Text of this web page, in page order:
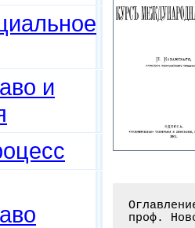
и
Оглавление книги: Введение в курс международного права / Казанский П.,
проф. Новорос. ун-та. - Одесса: "Экон." тип. и лит., 1901. - 400 с.


Предисловие . . . . . . . . . . . . . . . . . . . . . . . . . . . . . . . XI-XII
Исправление ошибок . . . . . . . . . . . . . . . . . . . . . . . . . . . . .XIII
Глава I. Фактические основания международного права . . . . . . . . . . . . 1-41
I. Международные интересы и международное право. (1-3). - 2. Национализм
и патриотизм в XIX столетии. (3-4). - 3. Общественное самосознание
и самодеятельность в истории. (4-6). - 4. Значение национального движения
в XIX в. (6-7). - 5.- Значение его для международных отношений. (7-10)
6. Борьба народов. (10-12). - 7. Борьба, физическая. (12-13). - 8. Борьба
хозяйственная. (13-15). - 9. Борьба духовная. (15-18). - 10. Национальные
связи народов. (18-21). - 11. Хозяйственные связи. (21-23). - 12. Связи
образованности. (23-25). - 13. Всемирная культура. (25-27). - 14. Общие
интересы народов. (27-30). - 15. Международное право. (30-33)
16. Человечество, как единое целое. (33-35). - 17. Примирение
национализма и интернационализма. (35-39). - 18. Миродержавная политика
нашего времени. (39-41)
Глава II. Определение и основное деление международного права . . . . . . .42-73
1. Задача определение понятия международного права. (42-43). - 2.